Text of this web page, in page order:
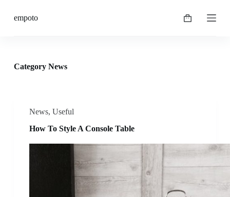
kempoto
Shopping
CategoryNews
News, Useful
How To Style A Console Table